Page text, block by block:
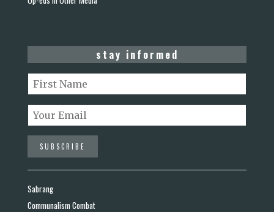
stay informed
Sabrang
Communalism Combat